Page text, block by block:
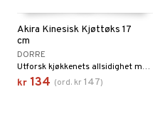
Akira Kinesisk Kjøttøks 17
cm
DORRE
Utforsk kjøkkenets allsidighet med vår kinesiske kokkekniv.
kr 134 (ord. kr 147)